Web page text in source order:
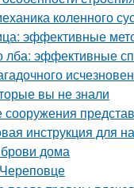
коленного
эффективные
лба: эффективные
вы не знали
инструкция для
дома